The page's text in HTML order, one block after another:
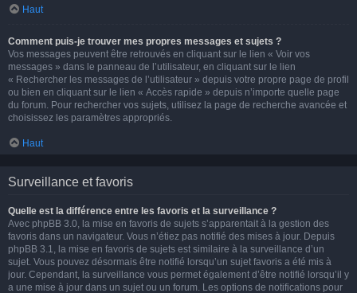
Haut
Comment puis-je trouver mes propres messages et sujets ?
Vos messages peuvent être retrouvés en cliquant sur le lien « Voir vos
messages » dans le panneau de l’utilisateur, en cliquant sur le lien
« Rechercher les messages de l’utilisateur » depuis votre propre page de profil
ou bien en cliquant sur le lien « Accès rapide » depuis n’importe quelle page
du forum. Pour rechercher vos sujets, utilisez la page de recherche avancée et
choisissez les paramètres appropriés.
Haut
Surveillance et favoris
Quelle est la différence entre les favoris et la surveillance ?
Avec phpBB 3.0, la mise en favoris de sujets s’apparentait à la gestion des
favoris dans un navigateur. Vous n’étiez pas notifié des mises à jour. Depuis
phpBB 3.1, la mise en favoris de sujets est similaire à la surveillance d’un
sujet. Vous pouvez désormais être notifié lorsqu’un sujet favoris a été mis à
jour. Cependant, la surveillance vous permet également d’être notifié lorsqu’il y
a une mise à jour dans un sujet ou un forum. Les options de notifications pour